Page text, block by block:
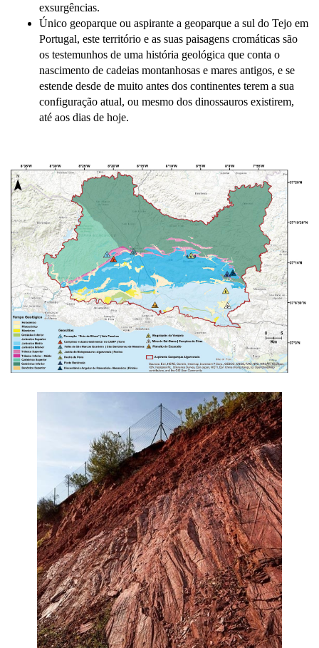
exsurgências.
Único geoparque ou aspirante a geoparque a sul do Tejo em
Portugal, este território e as suas paisagens cromáticas são
os testemunhos de uma história geológica que conta o
nascimento de cadeias montanhosas e mares antigos, e se
estende desde de muito antes dos continentes terem a sua
configuração atual, ou mesmo dos dinossauros existirem,
até aos dias de hoje.